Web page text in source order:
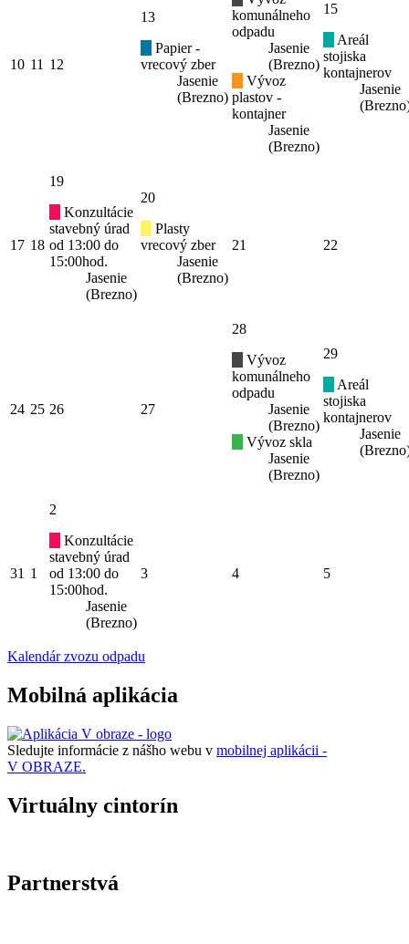
10 11 12
13
Papier -
vrecový zber
Jasenie
(Brezno)
komunálneho
odpadu
Jasenie
(Brezno)
Vývoz
plastov -
kontajner
Jasenie
(Brezno)
15
Areál
stojiska
kontajnerov
Jasenie
17 18
19
Konzultácie
stavebný úrad
od 13:00 do
15:00hod.
Jasenie
(Brezno)
20
Plasty
vrecový zber
Jasenie
(Brezno)
21 22
24 25 26 27
28
Vývoz
komunálneho
odpadu
Jasenie
(Brezno)
Vývoz skla
Jasenie
(Brezno)
29
Areál
stojiska
kontajnerov
Jasenie
31 1
2
Konzultácie
stavebný úrad
od 13:00 do
15:00hod.
Jasenie
(Brezno)
3 4 5
Kalendár zvozu odpadu
Mobilná aplikácia
Sledujte informácie z nášho webu v mobilnej aplikácii -
V OBRAZE.
Virtuálny cintorín
Partnerstvá